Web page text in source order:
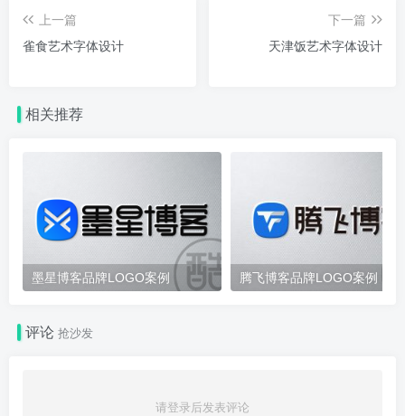
上一篇
雀食艺术字体设计
下一篇
天津饭艺术字体设计
相关推荐
墨星博客品牌LOGO案例 腾飞博客品牌LOGO案例
评论抢沙发
请登录后发表评论